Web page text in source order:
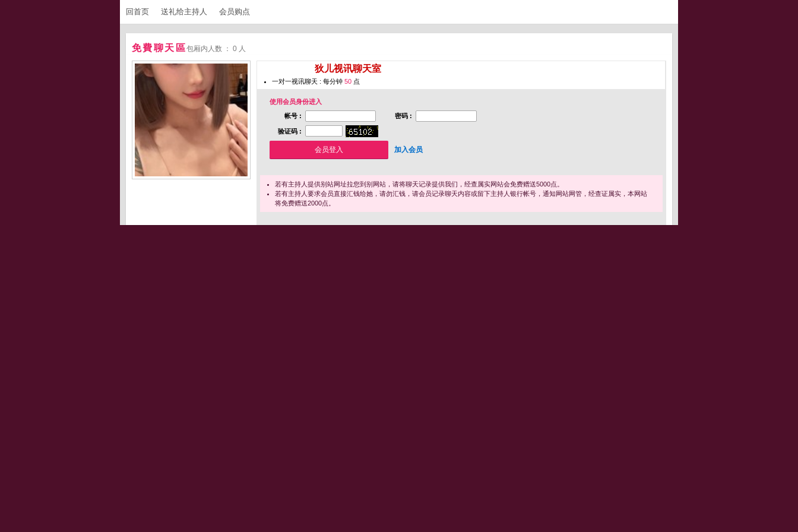
回首页 送礼给主持人 会员购点
免費聊天區包厢内人数 ： 0 人
狄儿视讯聊天室
一对一视讯聊天 : 每分钟 50 点
使用会员身份进入
帐号 :
密码 :
验证码 :
加入会员
若有主持人提供别站网址拉您到别网站，请将聊天记录提供我们，经查属实网站会免费赠送5000点。
若有主持人要求会员直接汇钱给她，请勿汇钱，请会员记录聊天内容或留下主持人银行帐号，通知网站网管，经查证属实，本网站
将免费赠送2000点。